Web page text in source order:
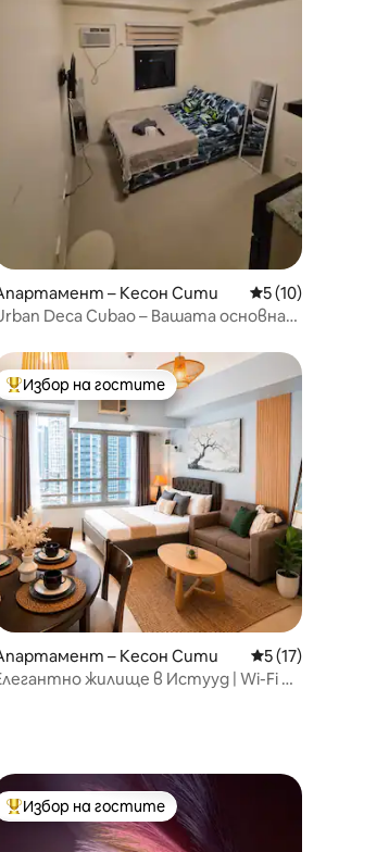
5 от 5, 108 отзива
– Кесон Сити Средна оценка:
5 (10)
Deca Cubao – Вашата основна
4,98 от 5, 57 отзива
Най-популярен избор на гостите
Избор на гостите
– Кесон Сити Средна оценка:
5 (17)
жилище в Истууд | Wi-Fi и
Най-популярен избор на гостите
Избор на гостите